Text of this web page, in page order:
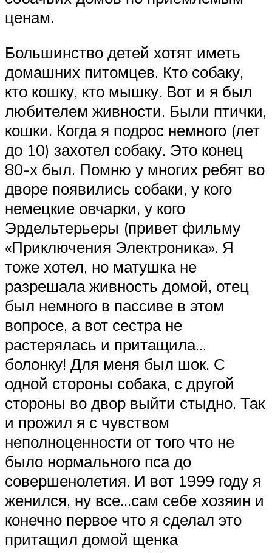
ценам.
Большинство детей хотят иметь
домашних питомцев. Кто собаку,
кто кошку, кто мышку. Вот и я был
любителем живности. Были птички,
кошки. Когда я подрос немного (лет
до 10) захотел собаку. Это конец
80-х был. Помню у многих ребят во
дворе появились собаки, у кого
немецкие овчарки, у кого
Эрдельтерьеры (привет фильму
«Приключения Электроника». Я
тоже хотел, но матушка не
разрешала живность домой, отец
был немного в пассиве в этом
вопросе, а вот сестра не
растерялась и притащила…
болонку! Для меня был шок. С
одной стороны собака, с другой
стороны во двор выйти стыдно. Так
и прожил я с чувством
неполноценности от того что не
было нормального пса до
совершенолетия. И вот 1999 году я
женился, ну все…сам себе хозяин и
конечно первое что я сделал это
притащил домой щенка